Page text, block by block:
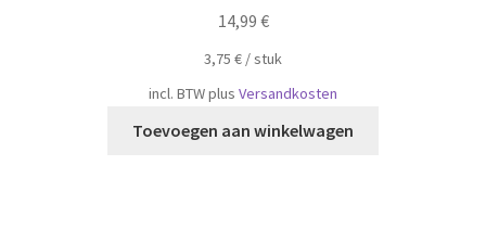
14,99 €
3,75 € /​​stuk
incl. BTWplus Versandkosten
Toevoegen aan winkelwagen